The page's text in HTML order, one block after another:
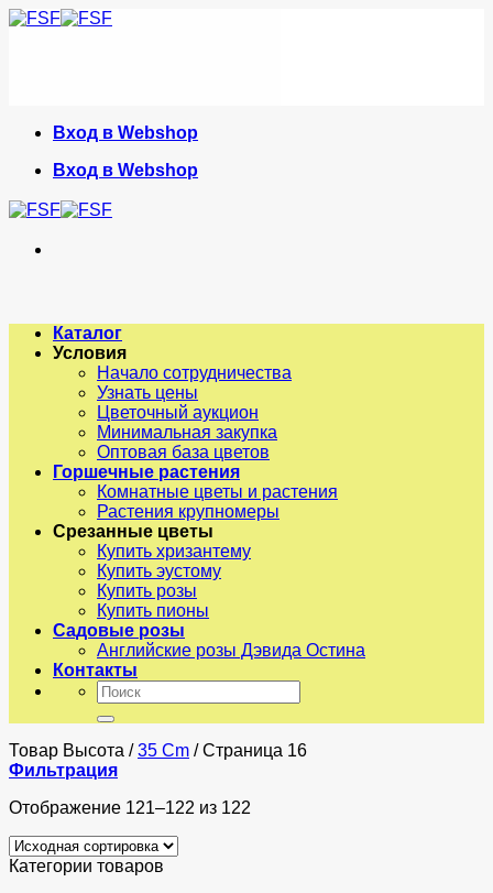
Skip
Вход в Webshop
Вход в Webshop
Каталог
Условия
Начало сотрудничества
Узнать цены
Цветочный аукцион
Минимальная закупка
Оптовая база цветов
Горшечные растения
Комнатные цветы и растения
Растения крупномеры
Срезанные цветы
Купить хризантему
Купить эустому
Купить розы
Купить пионы
Садовые розы
Английские розы Дэвида Остина
Контакты
Искать:
Товар Высота / 35 Cm /Страница 16
Фильтрация
Отображение 121–122 из 122
Категории товаров